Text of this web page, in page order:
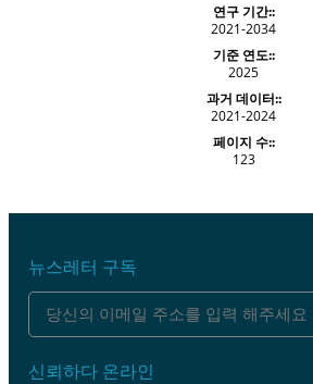
연구 기간::
2021-2034
기준 연도::
2025
과거 데이터::
2021-2024
페이지 수::
123
뉴스레터 구독
신뢰하다 온라인